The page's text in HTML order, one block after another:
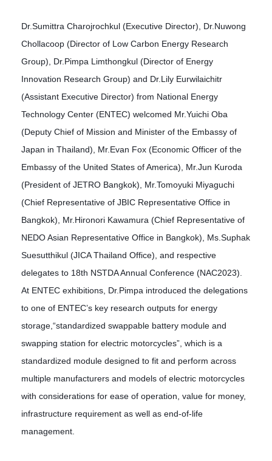
Dr.Sumittra Charojrochkul (Executive Director), Dr.Nuwong
Chollacoop (Director of Low Carbon Energy Research
Group), Dr.Pimpa Limthongkul (Director of Energy
Innovation Research Group) and Dr.Lily Eurwilaichitr
(Assistant Executive Director) from National Energy
Technology Center (ENTEC) welcomed Mr.Yuichi Oba
(Deputy Chief of Mission and Minister of the Embassy of
Japan in Thailand), Mr.Evan Fox (Economic Officer of the
Embassy of the United States of America), Mr.Jun Kuroda
(President of JETRO Bangkok), Mr.Tomoyuki Miyaguchi
(Chief Representative of JBIC Representative Office in
Bangkok), Mr.Hironori Kawamura (Chief Representative of
NEDO Asian Representative Office in Bangkok), Ms.Suphak
Suesutthikul (JICA Thailand Office), and respective
delegates to 18th NSTDA Annual Conference (NAC2023).
At ENTEC exhibitions, Dr.Pimpa introduced the delegations
to one of ENTEC’s key research outputs for energy
storage,“standardized swappable battery module and
swapping station for electric motorcycles”, which is a
standardized module designed to fit and perform across
multiple manufacturers and models of electric motorcycles
with considerations for ease of operation, value for money,
infrastructure requirement as well as end-of-life
management.